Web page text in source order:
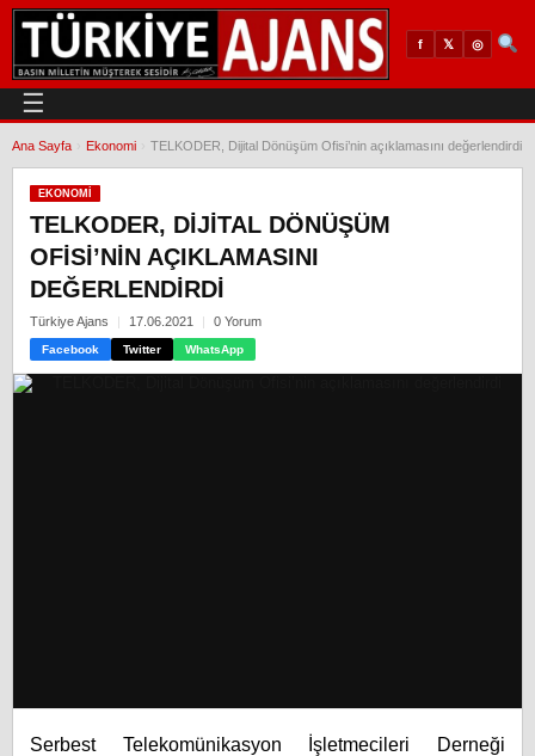
f 𝕏 ◎
☰
Ana Sayfa Ekonomi TELKODER, Dijital Dönüşüm Ofisi’nin açıklamasını değerlendirdi
EKONOMI
TELKODER, DIJITAL DÖNÜŞÜM
OFISI’NIN AÇIKLAMASINI
DEĞERLENDIRDI
Türkiye Ajans 17.06.2021 0 Yorum
Facebook Twitter WhatsApp
Serbest Telekomünikasyon İşletmecileri Derneği